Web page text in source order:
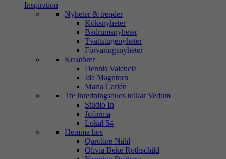
Inspiration
Nyheter & trender
Köksnyheter
Badrumsnyheter
Tvättstugenyheter
Förvaringsnyheter
Kreatörer
Dennis Valencia
Ida Magntorn
Maria Carlén
Tre inredningsduos tolkar Vedum
Studio In
Joforma
Lokal 54
Hemma hos
Qaroline Nähl
Olivia Beke Rothschild